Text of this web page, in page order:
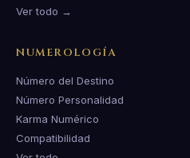
Ver todo →
NUMEROLOGÍA
Número del Destino
Número Personalidad
Karma Numérico
Compatibilidad